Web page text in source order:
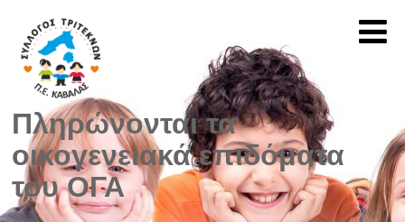
Πληρώνονται τα
οικογενειακά επιδόματα
του ΟΓΑ